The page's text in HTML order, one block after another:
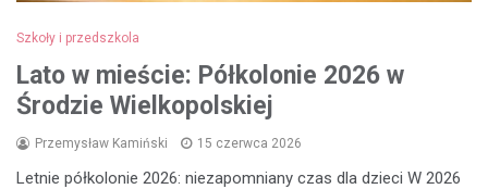
Szkoły i przedszkola
Lato w mieście: Półkolonie 2026 w
Środzie Wielkopolskiej
Przemysław Kamiński 15 czerwca 2026
Letnie półkolonie 2026: niezapomniany czas dla dzieci W 2026